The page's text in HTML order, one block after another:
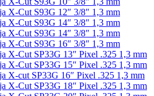
X-Cut S93G 12″ 3/8″ 1,3 mm
X-Cut S93G 14″ 3/8″ 1,3 mm
X-Cut S93G 14″ 3/8″ 1,3 mm
X-Cut S93G 16″ 3/8″ 1,3 mm
X-Cut SP33G 13″ Pixel .325 1,3 mm
X-Cut SP33G 15″ Pixel .325 1,3 mm
X-cut SP33G 16″ Pixel .325 1,3 mm
X-Cut SP33G 18″ Pixel .325 1,3 mm